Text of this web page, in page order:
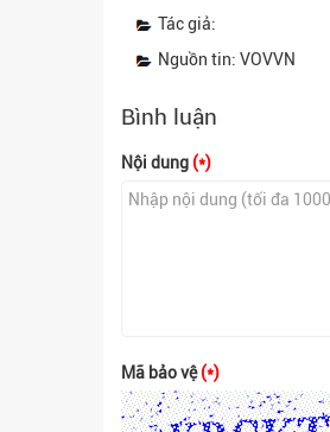
Tác giả:
Nguồn tin: VOVVN
Bình luận
Nội dung (*)
Mã bảo vệ(*)